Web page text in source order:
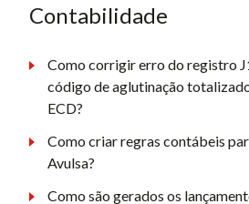
Contabilidade
Como corrigir erro do registro
código de aglutinação
ECD?
Como criar regras contábeis
Avulsa?
Como são gerados os